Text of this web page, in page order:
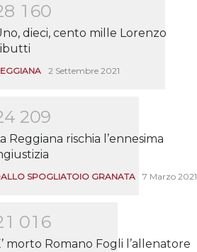
8 1 60
dieci, cento mille Lorenzo
2 Settembre 2021
4 209
Reggiana rischia l’ennesima
SPOGLIATOIO GRANATA 7 Marzo 2021
1 01 6
morto Romano Fogli l’allenatore